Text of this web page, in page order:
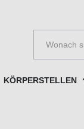
KÖRPERSTELLEN